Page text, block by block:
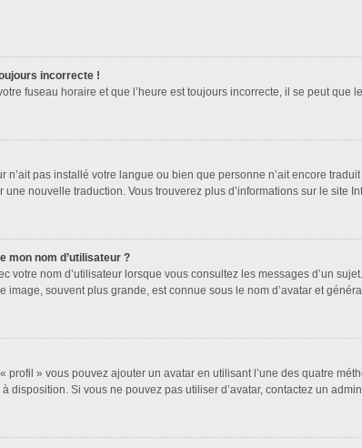
incorrecte !
fuseau horaire et que l’heure est toujours incorrecte, il se peut
n’ait pas installé votre langue ou bien que personne n’ait encore
une nouvelle traduction. Vous trouverez plus d’informations sur le site
mon nom d’utilisateur ?
votre nom d’utilisateur lorsque vous consultez les messages d’un
image, souvent plus grande, est connue sous le nom d’avatar et
profil » vous pouvez ajouter un avatar en utilisant l’une des quatre
disposition. Si vous ne pouvez pas utiliser d’avatar, contactez un